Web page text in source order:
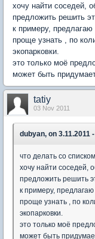
хочу найти соседей,
предложить решить
к примеру, предлагаю
проще узнать , по
экопарковки.
это только моё
может быть
tatiy
03 Nov 2011
dubyan, on 3.11.2011
что делать со
хочу найти соседей,
предложить решить
к примеру, предлагаю
проще узнать , по
экопарковки.
это только моё
может быть